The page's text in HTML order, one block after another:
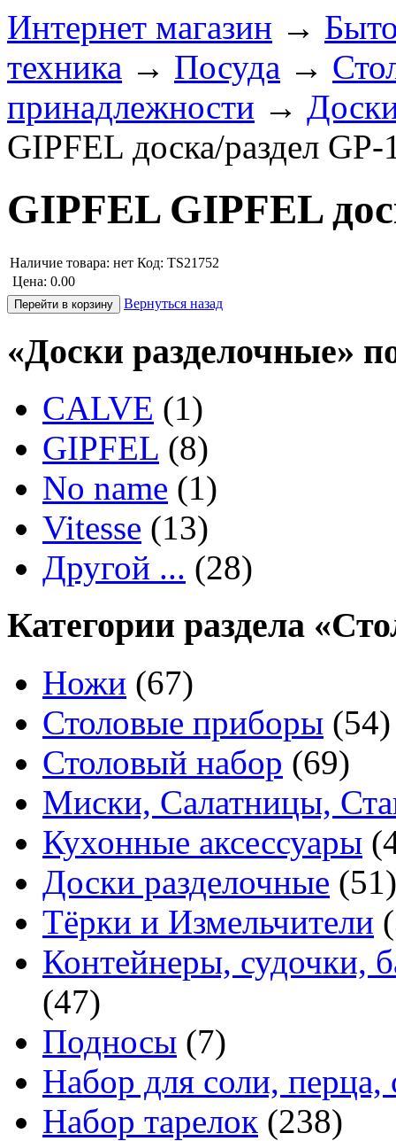
Интернет магазин →
техника → Посуда →
принадлежности →
GIPFEL доска/раздел GP-
GIPFEL GIPFEL
Наличие товара: нет Код: TS21752
Цена: 0.00
Вернуться назад
«Доски разделочные»
CALVE (1)
GIPFEL (8)
No name (1)
Vitesse (13)
Другой ... (28)
Категории раздела
Ножи (67)
Столовые приборы (54)
Столовый набор (69)
Миски, Салатницы,
Кухонные аксессуары
Доски разделочные (51)
Тёрки и Измельчители
Контейнеры, судочки,
(47)
Подносы (7)
Набор для соли, перца,
Набор тарелок (238)